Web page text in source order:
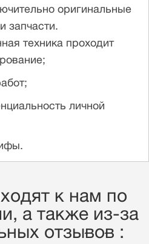
оригинальные
запчасти.
техника проходит
личной
к нам по
a также из-за
отзывов :